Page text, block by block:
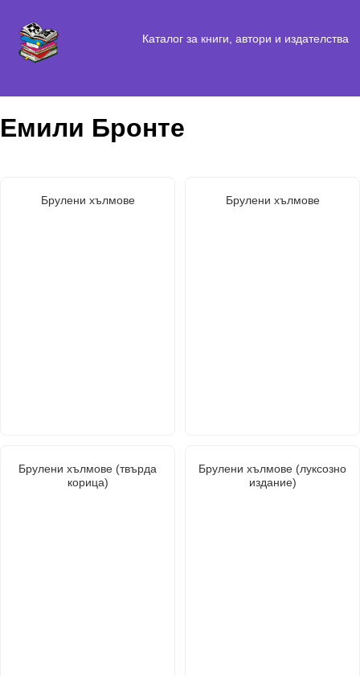
Каталог за книги, автори и издателства
Емили Бронте
Брулени хълмове Брулени хълмове
Брулени хълмове (твърда
корица)
Брулени хълмове (луксозно
издание)